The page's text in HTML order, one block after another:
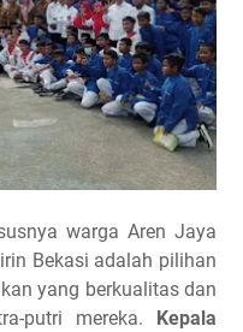
warga Aren Jaya
Bekasi adalah pilihan
yang berkualitas dan
putri mereka.
Kepala